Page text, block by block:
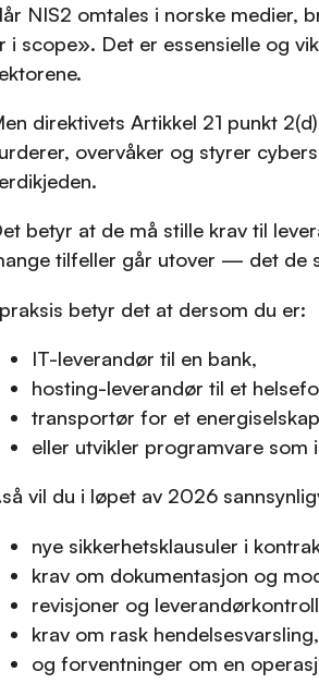
NIS2 omtales i norske medier,
i scope». Det er essensielle og
direktivets Artikkel 21 punkt
overvåker og styrer
betyr at de må stille krav til
tilfeller går utover — det de
betyr det at dersom du er:
IT-leverandør til en bank,
hosting-leverandør til et
transportør for et
eller utvikler programvare som
vil du i løpet av 2026
nye sikkerhetsklausuler i
krav om dokumentasjon og
revisjoner og
krav om rask hendelsesvarsling,
og forventninger om en